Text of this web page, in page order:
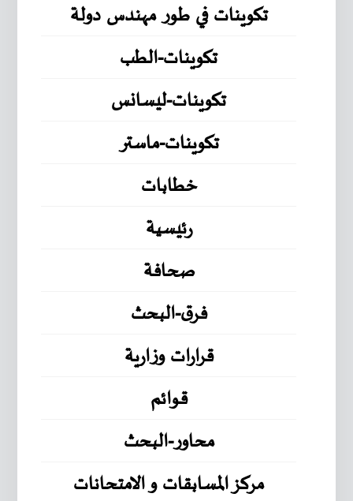
تكوينات في طور مهندس دولة
تكوينات-الطب
تكوينات-ليسانس
تكوينات-ماستر
خطابات
رئيسية
صحافة
فرق-البحث
قرارات وزارية
قوائم
محاور-البحث
مركز المسابقات و الامتحانات